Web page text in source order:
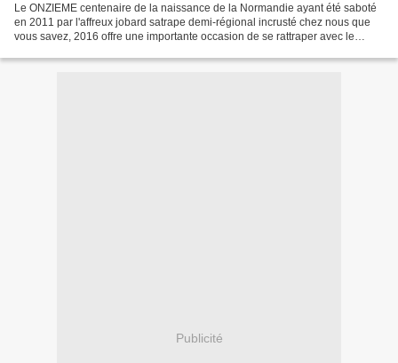
Le ONZIEME centenaire de la naissance de la Normandie ayant été saboté
en 2011 par l'affreux jobard satrape demi-régional incrusté chez nous que
vous savez, 2016 offre une importante occasion de se rattraper avec le
Publicité